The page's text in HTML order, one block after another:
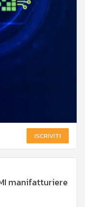
ISCRIVITI
manifatturiere